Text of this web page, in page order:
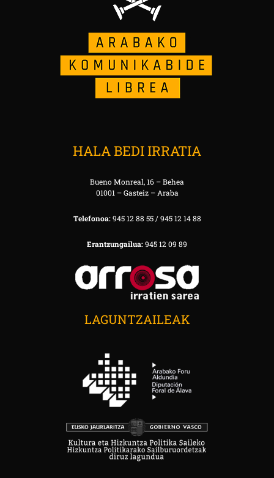
HALA BEDI IRRATIA
Bueno Monreal, 16 – Behea
01001 – Gasteiz – Araba
Telefonoa:945 12 88 55 / 945 12 14 88
Erantzungailua:945 12 09 89
LAGUNTZAILEAK